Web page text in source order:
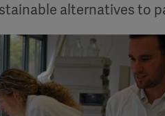
alternatives to